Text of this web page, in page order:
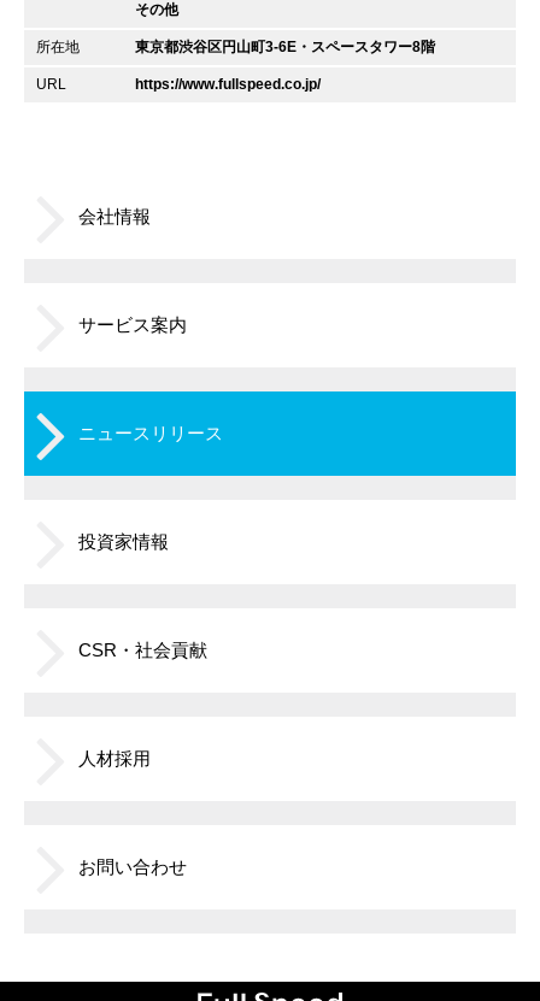
その他
所在地 東京都渋谷区円山町3-6E・スペースタワー8階
URL https://www.fullspeed.co.jp/
会社情報
サービス案内
ニュースリリース
投資家情報
CSR・社会貢献
人材採用
お問い合わせ